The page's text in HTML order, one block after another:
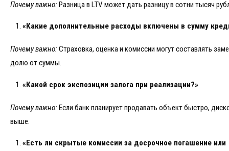
Почему важно: Разница в LTV может дать разницу в сотни тысяч
«Какие дополнительные расходы включены в сумму
Почему важно: Страховка, оценка и комиссии могут составлять
долю от суммы.
«Какой срок экспозиции залога при реализации?»
Почему важно: Если банк планирует продавать объект быстро,
выше.
«Есть ли скрытые комиссии за досрочное погашение или